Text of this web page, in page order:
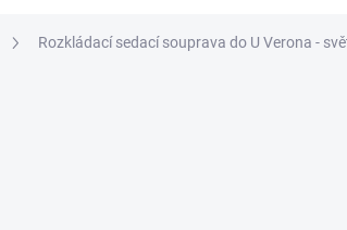
Rozkládací sedací souprava do U Verona -